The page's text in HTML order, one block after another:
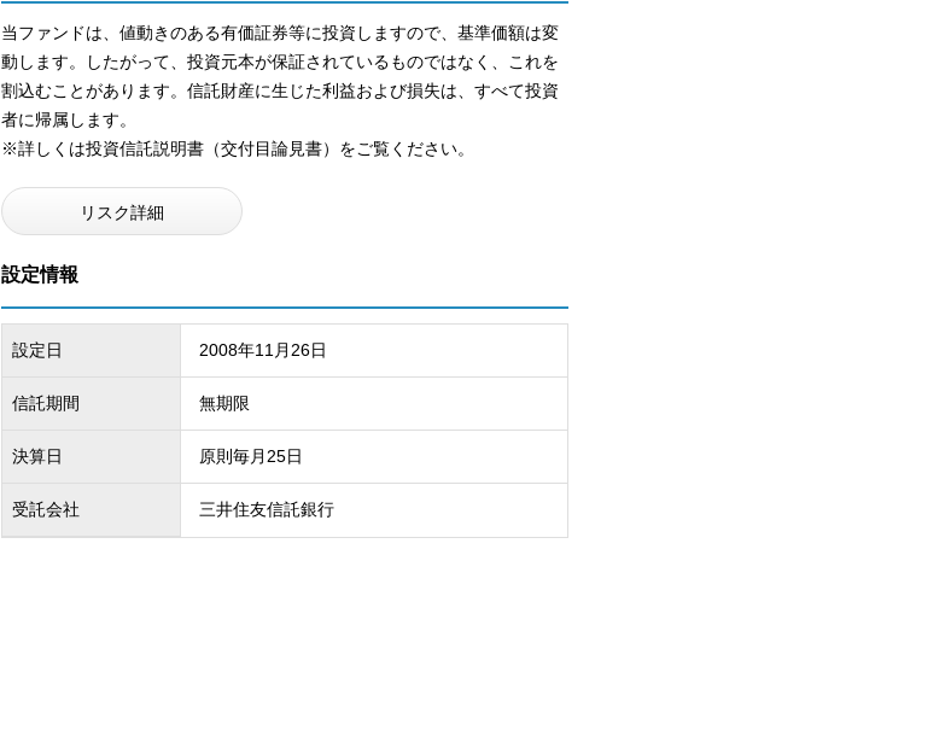
当ファンドは、値動きのある有価証券等に投資しますので、基準価額は変
動します。したがって、投資元本が保証されているものではなく、これを
割込むことがあります。信託財産に生じた利益および損失は、すべて投資
者に帰属します。
※詳しくは投資信託説明書（交付目論見書）をご覧ください。
リスク詳細
設定情報
設定日 2008年11月26日
信託期間 無期限
決算日 原則毎月25日
受託会社 三井住友信託銀行